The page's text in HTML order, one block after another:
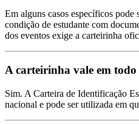
Em alguns casos específicos pode
condição de estudante com
dos eventos exige a carteirinha
A carteirinha vale em
Sim. A Carteira de Identificação
nacional e pode ser utilizada em